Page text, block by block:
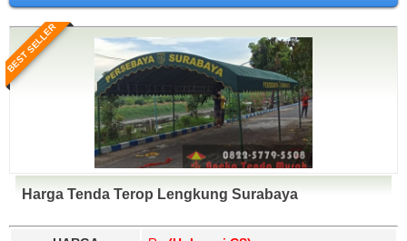
BEST SELLER
Harga Tenda Terop Lengkung Surabaya